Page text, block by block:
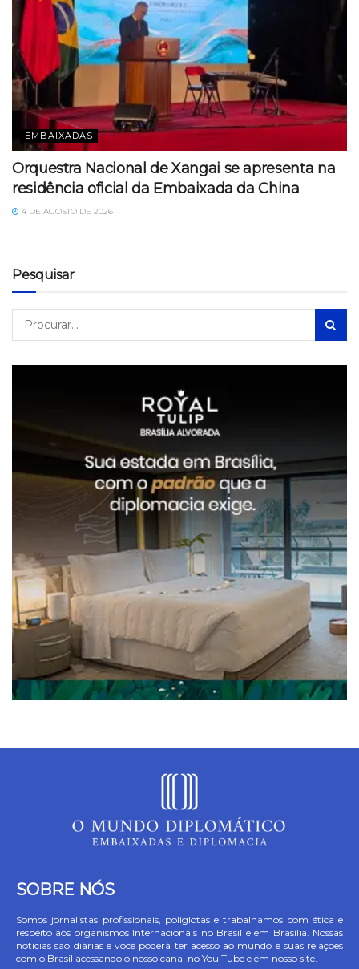
EMBAIXADAS
Orquestra Nacional de Xangai se apresenta na
residência oficial da Embaixada da China
4 DE AGOSTO DE 2026
Pesquisar
SOBRE NÓS
Somos jornalistas profissionais, poliglotas e trabalhamos com ética e
respeito aos organismos Internacionais no Brasil e em Brasília. Nossas
notícias são diárias e você poderá ter acesso ao mundo e suas relações
com o Brasil acessando o nosso canal no You Tube e em nosso site.